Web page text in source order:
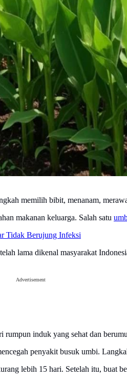
memilih bibit, menanam,
makanan keluarga. Salah satu
Tidak Berujung Infeksi
lama dikenal masyarakat
Advertisement
induk yang sehat dan
penyakit busuk umbi.
lebih 15 hari. Setelah itu, buat